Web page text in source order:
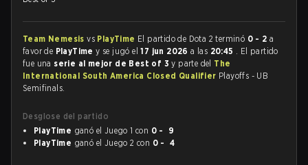
Team Nemesisvs PlayTime El partido de Dota 2 terminó 0 - 2 a
favor de PlayTimey se jugó el17 jun 2026a las 20:45 . El partido
fue una serie al mejor de Best of 3y parte del The
International South America Closed Qualifier Playoffs - UB
Semifinals.
Desglose del partido
PlayTime ganó el Juego 1 con 0 - 9
PlayTime ganó el Juego 2 con 0 - 4